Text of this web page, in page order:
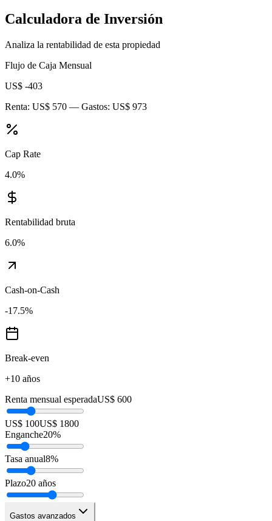
Calculadora de Inversión
Analiza la rentabilidad de esta propiedad
Flujo de Caja Mensual
US$ -403
Renta: US$ 570 — Gastos: US$ 973
Cap Rate
4.0%
Rentabilidad bruta
6.0%
Cash-on-Cash
-17.5%
Break-even
+10 años
Renta mensual esperadaUS$ 600
US$ 100US$ 1800
Enganche20%
Tasa anual8%
Plazo20 años
Gastos avanzados